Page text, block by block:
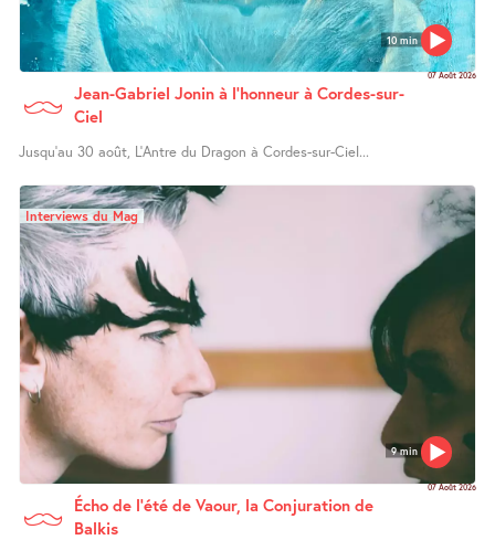
10 min
07 Août 2026
Jean-Gabriel Jonin à l’honneur à Cordes-sur-
Ciel
Jusqu’au 30 août, L’Antre du Dragon à Cordes-sur-Ciel...
9 min
Interviews du Mag
07 Août 2026
Écho de l’été de Vaour, la Conjuration de
Balkis